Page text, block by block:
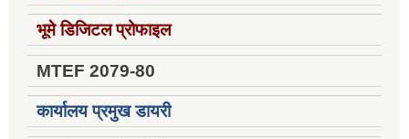
भूमे डिजिटल प्रोफाइल
MTEF 2079-80
कार्यालय प्रमुख डायरी